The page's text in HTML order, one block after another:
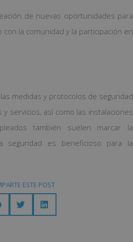
de nuevas oportunidades para
la comunidad y la participación en
medidas y protocolos de seguridad
servicios, así como las instalaciones
también suelen marcar la
seguridad es beneficioso para la
ESTE POST